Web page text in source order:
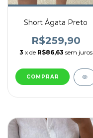
Short Ágata Preto
R$259,90
3 x de R$86,63 sem juros
COMPRAR